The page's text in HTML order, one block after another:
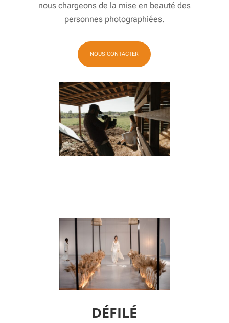
nous chargeons de la mise en beauté des
personnes photographiées.
NOUS CONTACTER
DÉFILÉ